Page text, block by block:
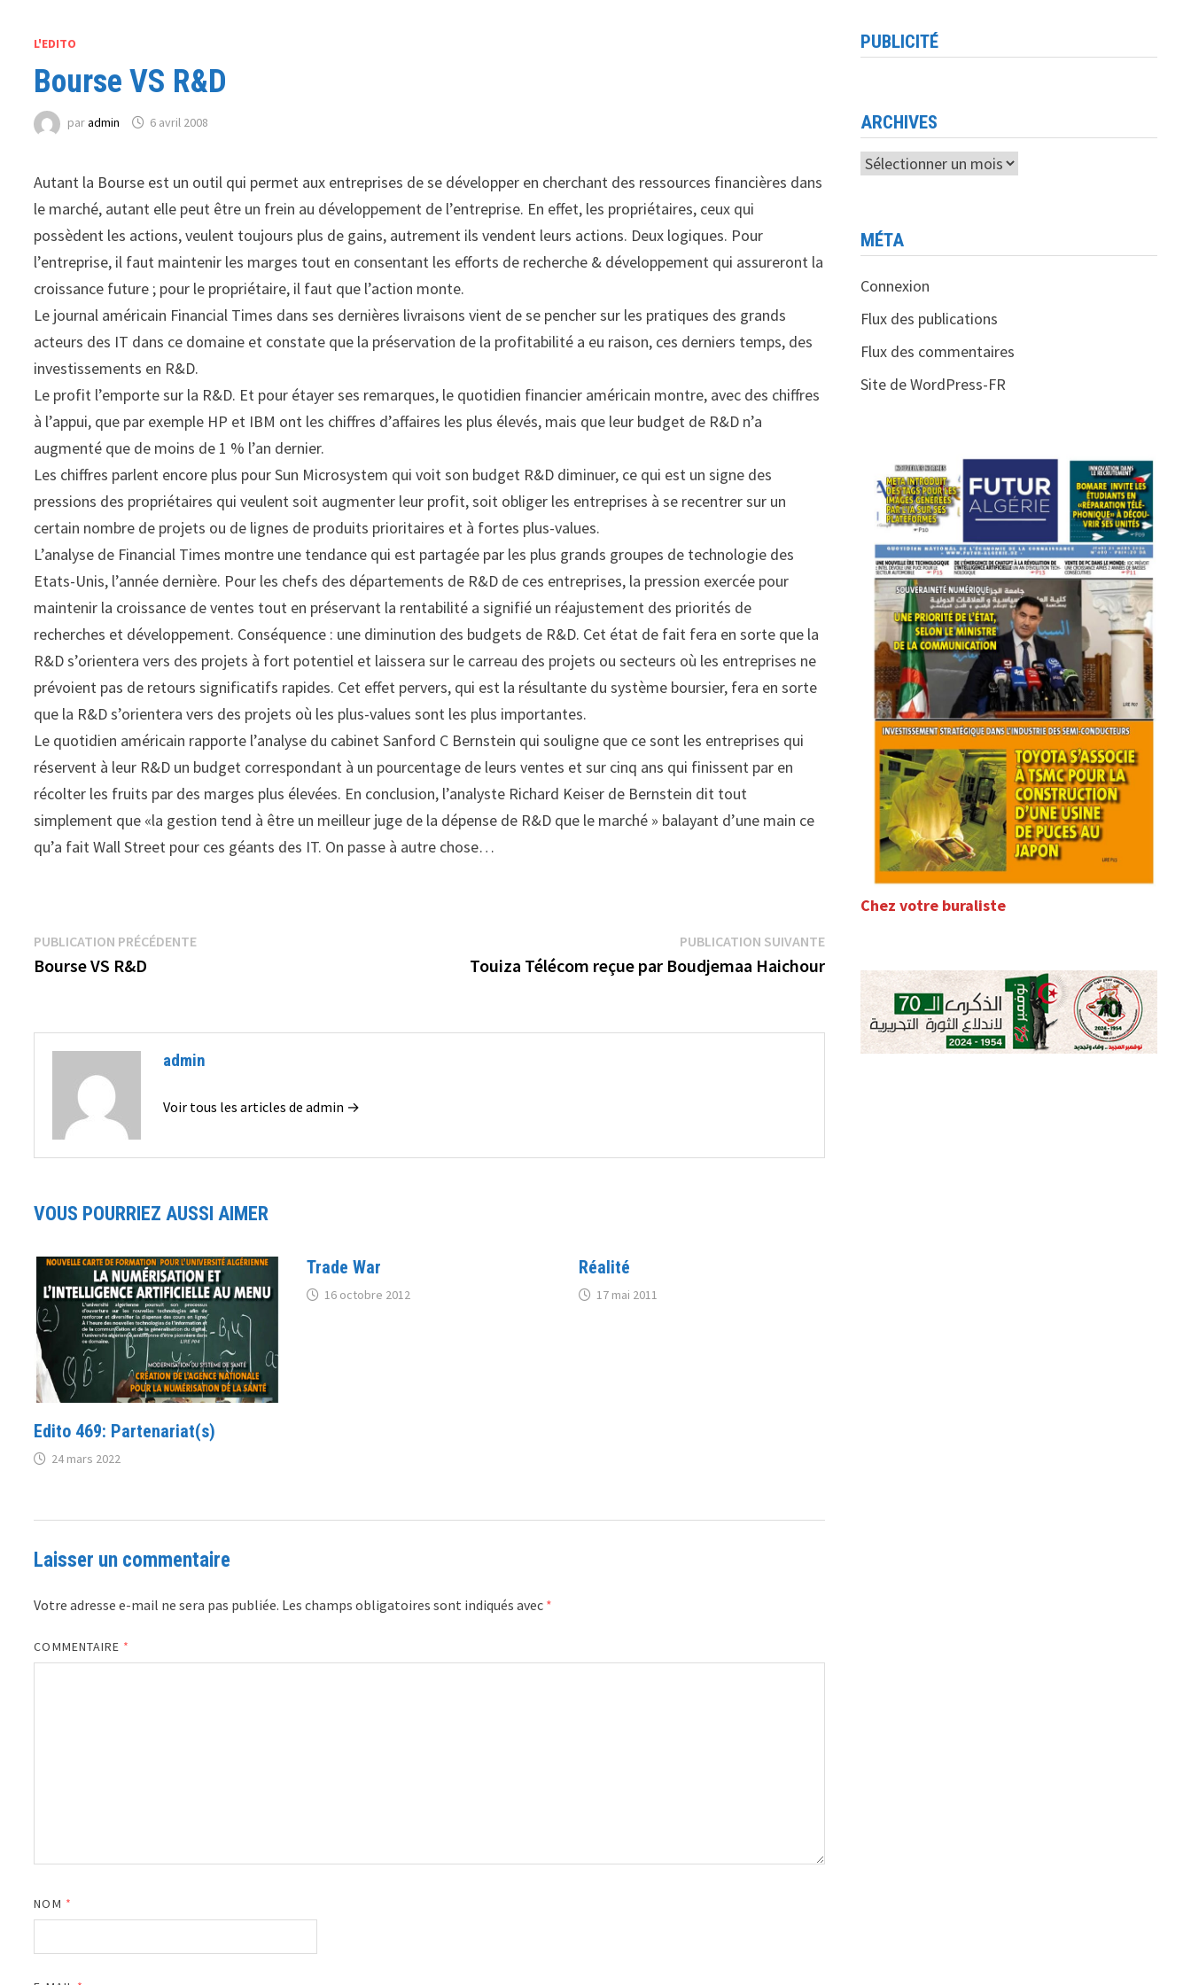
L'EDITO
Bourse VS R&D
paradmin 6 avril 2008
Autant la Bourse est un outil qui permet aux entreprises de se développer en cherchant des ressources financières dans
le marché, autant elle peut être un frein au développement de l’entreprise. En effet, les propriétaires, ceux qui
possèdent les actions, veulent toujours plus de gains, autrement ils vendent leurs actions. Deux logiques. Pour
l’entreprise, il faut maintenir les marges tout en consentant les efforts de recherche & développement qui assureront la
croissance future ; pour le propriétaire, il faut que l’action monte.
Le journal américain Financial Times dans ses dernières livraisons vient de se pencher sur les pratiques des grands
acteurs des IT dans ce domaine et constate que la préservation de la profitabilité a eu raison, ces derniers temps, des
investissements en R&D.
Le profit l’emporte sur la R&D. Et pour étayer ses remarques, le quotidien financier américain montre, avec des chiffres
à l’appui, que par exemple HP et IBM ont les chiffres d’affaires les plus élevés, mais que leur budget de R&D n’a
augmenté que de moins de 1 % l’an dernier.
Les chiffres parlent encore plus pour Sun Microsystem qui voit son budget R&D diminuer, ce qui est un signe des
pressions des propriétaires qui veulent soit augmenter leur profit, soit obliger les entreprises à se recentrer sur un
certain nombre de projets ou de lignes de produits prioritaires et à fortes plus-values.
L’analyse de Financial Times montre une tendance qui est partagée par les plus grands groupes de technologie des
Etats-Unis, l’année dernière. Pour les chefs des départements de R&D de ces entreprises, la pression exercée pour
maintenir la croissance de ventes tout en préservant la rentabilité a signifié un réajustement des priorités de
recherches et développement. Conséquence : une diminution des budgets de R&D. Cet état de fait fera en sorte que la
R&D s’orientera vers des projets à fort potentiel et laissera sur le carreau des projets ou secteurs où les entreprises ne
prévoient pas de retours significatifs rapides. Cet effet pervers, qui est la résultante du système boursier, fera en sorte
que la R&D s’orientera vers des projets où les plus-values sont les plus importantes.
Le quotidien américain rapporte l’analyse du cabinet Sanford C Bernstein qui souligne que ce sont les entreprises qui
réservent à leur R&D un budget correspondant à un pourcentage de leurs ventes et sur cinq ans qui finissent par en
récolter les fruits par des marges plus élevées. En conclusion, l’analyste Richard Keiser de Bernstein dit tout
simplement que «la gestion tend à être un meilleur juge de la dépense de R&D que le marché » balayant d’une main ce
qu’a fait Wall Street pour ces géants des IT. On passe à autre chose…
Navigation
de
PUBLICATION PRÉCÉDENTEPublication
Bourse VS R&D
PUBLICATION SUIVANTEPublication
suivante :
Touiza Télécom reçue par Boudjemaa Haichour
admin
Voir tous les articles de admin →
VOUS POURRIEZ AUSSI AIMER
Edito 469: Partenariat(s)
24 mars 2022
Trade War
16 octobre 2012
Réalité
17 mai 2011
Laisser un commentaire
Votre adresse e-mail ne sera pas publiée. Les champs obligatoires sont indiqués avec *
COMMENTAIRE *
NOM *
PUBLICITÉ
ARCHIVES
Archives
MÉTA
Connexion
Flux des publications
Flux des commentaires
Site de WordPress-FR
Chez votre buraliste